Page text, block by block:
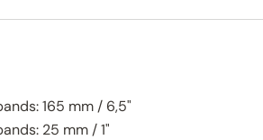
165 mm / 6,5"
25 mm / 1"